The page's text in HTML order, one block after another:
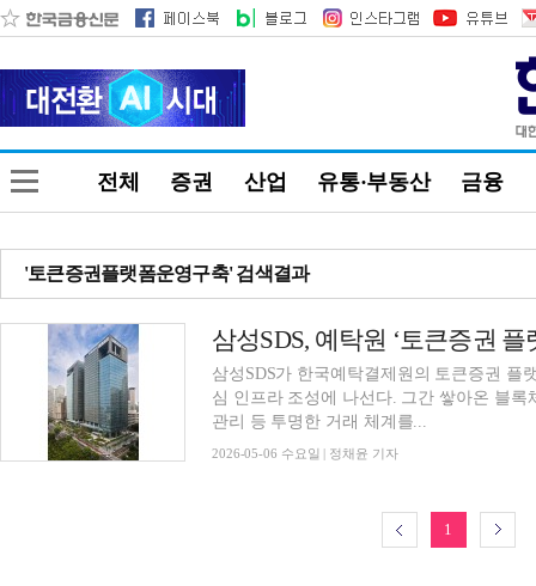
전체 증권 산업 유통·부동산 금융
'토큰증권플랫폼운영구축' 검색결과
삼성SDS가 한국예탁결제원의 토큰증권 플
심 인프라 조성에 나선다. 그간 쌓아온 블록
관리 등 투명한 거래 체계를...
2026-05-06 수요일 | 정채윤 기자
1